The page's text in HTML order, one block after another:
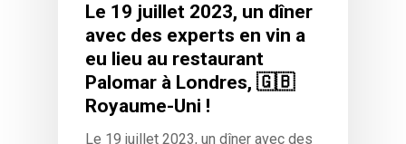
Le 19 juillet 2023, un dîner
avec des experts en vin a
eu lieu au restaurant
Palomar à Londres, 🇬🇧
Royaume-Uni !
Le 19 juillet 2023, un dîner avec des